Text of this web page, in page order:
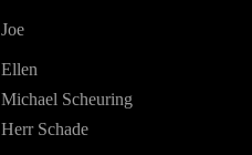
Joe
Ellen
Michael Scheuring
Herr Schade